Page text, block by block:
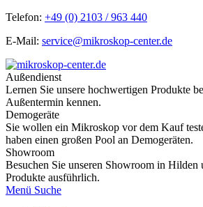
Telefon: +49 (0) 2103 / 963 440
E-Mail: service@mikroskop-center.de
Außendienst
Lernen Sie unsere hochwertigen Produkte
Außentermin kennen.
Demogeräte
Sie wollen ein Mikroskop vor dem Kauf
haben einen großen Pool an Demogeräten.
Showroom
Besuchen Sie unseren Showroom in Hilden
Produkte ausführlich.
Menü Suche